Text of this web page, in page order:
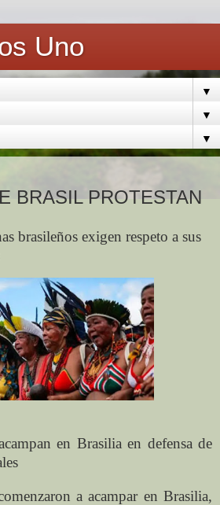
Uno
▼
▼
▼
BRASIL PROTESTAN
brasileños exigen respeto a sus
en Brasilia en defensa de
a acampar en Brasilia,